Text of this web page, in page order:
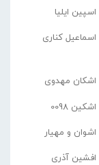
اسپین ایلیا
اسماعیل کناری
اشکان مهدوی
اشکین 0098
اشوان و مهیار
افشین آذری